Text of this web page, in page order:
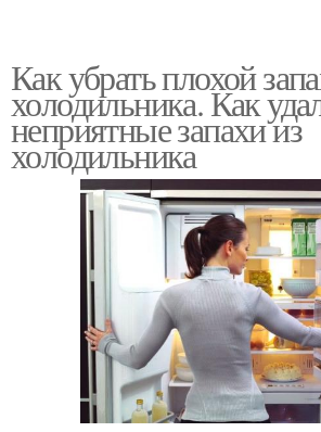
Как убрать плохой
холодильника. Как
неприятные запахи из
холодильника